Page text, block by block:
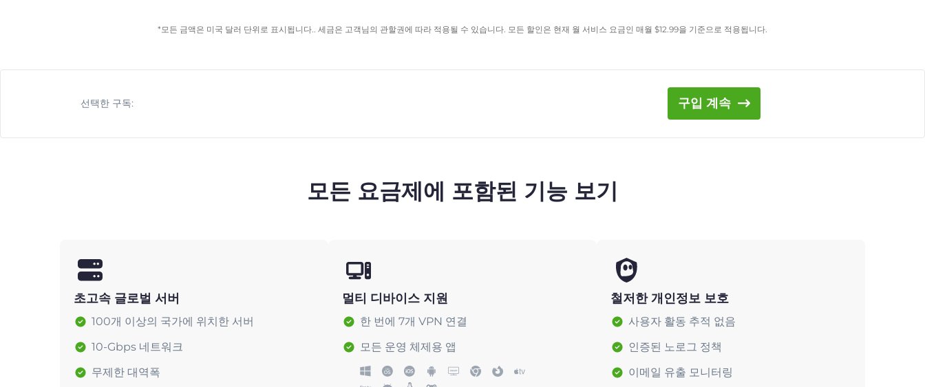
*모든 금액은 미국 달러 단위로 표시됩니다.. 세금은 고객님의 관할권에 따라 적용될 수 있습니다. 모든 할인은 현재 월 서비스 요금인 매월 $12.99을 기준으로 적용됩니다.
선택한 구독: 구입 계속
모든 요금제에 포함된 기능 보기
초고속 글로벌 서버
100개 이상의 국가에 위치한 서버
10-Gbps 네트워크
무제한 대역폭
멀티 디바이스 지원
한 번에 7개 VPN 연결
모든 운영 체제용 앱
철저한 개인정보 보호
사용자 활동 추적 없음
인증된 노로그 정책
이메일 유출 모니터링